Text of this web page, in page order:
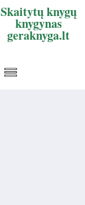
Skaitytų knygų
knygynas
geraknyga.lt